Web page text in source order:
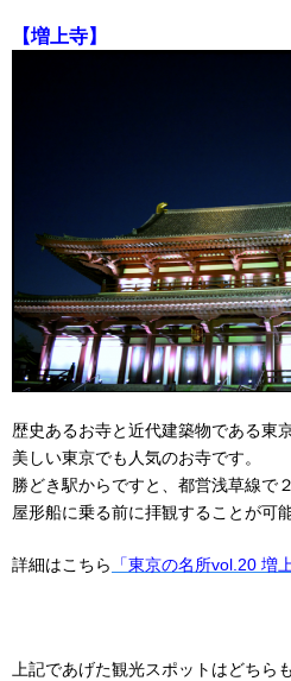
【増上寺】
歴史あるお寺と近代建築物である東
美しい東京でも人気のお寺です。
勝どき駅からですと、都営浅草線で
屋形船に乗る前に拝観することが可能
詳細はこちら 「東京の名所vol.20 増
上記であげた観光スポットはどちら